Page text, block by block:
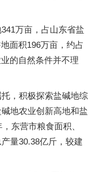
万亩，占山东省盐
面积196万亩，约占
的自然条件并不理
，积极探索盐碱地综
地农业创新高地和盐
东营市粮食面积、
量30.38亿斤，较建